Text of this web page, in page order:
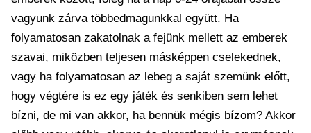
vagyunk zárva többedmagunkkal együtt. Ha
folyamatosan zakatolnak a fejünk mellett az emberek
szavai, miközben teljesen másképpen cselekednek,
vagy ha folyamatosan az lebeg a saját szemünk előtt,
hogy végtére is ez egy játék és senkiben sem lehet
bízni, de mi van akkor, ha bennük mégis bízom? Akkor